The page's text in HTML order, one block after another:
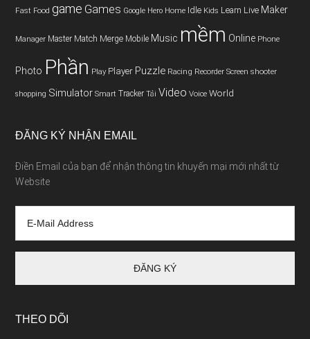
Fast Food game Games Google Hero Home Idle Kids Learn Live Maker
Manager Master Match Merge Mobile Music mềm Online Phone
Photo Phần Play Player Puzzle Racing Recorder Screen shooter
shopping Simulator Smart Tracker Tải Video Voice World
ĐĂNG KÝ NHẬN EMAIL
Điền Email của bạn để nhận thông tin khuyến mại mới nhất từ
Website
THEO DÕI